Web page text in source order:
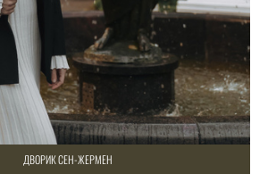
ДВОРИК СЕН-ЖЕРМЕН